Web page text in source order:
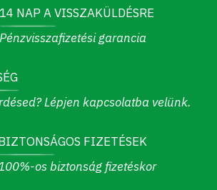
14 NAP A VISSZAKÜLDÉSRE
Pénzvisszafizetési garancia
Lépjen kapcsolatba velünk.
FIZETÉSEK
os biztonság fizetéskor